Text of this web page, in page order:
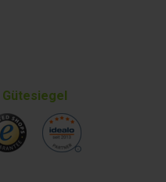
Gütesiegel